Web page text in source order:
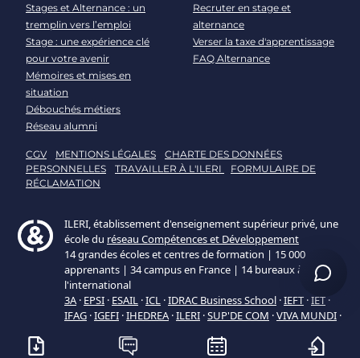
Stages et Alternance : un
tremplin vers l’emploi
Stage : une expérience clé
pour votre avenir
Mémoires et mises en
situation
Débouchés métiers
Réseau alumni
Recruter en stage et
alternance
Verser la taxe d'apprentissage
FAQ Alternance
CGV MENTIONS LÉGALES
CHARTE DES DONNÉES
PERSONNELLES
TRAVAILLER À L'ILERI
FORMULAIRE DE
RÉCLAMATION